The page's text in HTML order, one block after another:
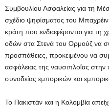
Συμβουλίου Ασφαλείας για τη
σχέδιο ψηφίσματος του
κράτη που ενδιαφέρονται για
oδών στα Στενά του Ορμούζ να
προσπάθειες, προκειμένου να
ασφάλειας της ναυσιπλοΐας
συνοδείας εμπορικών και
Το Πακιστάν και η Κολομβία